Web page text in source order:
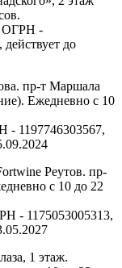
-
до
пр-т Маршала
Ежедневно с 10
1197746303567,
Реутов. пр-
с 10 до 22
- 1175053005313,
1 этаж.